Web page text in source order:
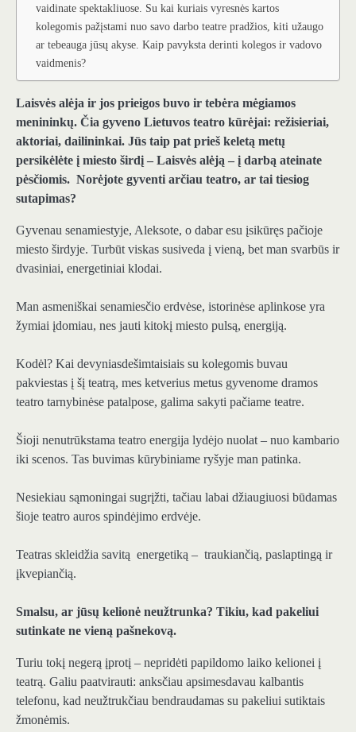
vaidinate spektakliuose. Su kai kuriais vyresnės kartos
kolegomis pažįstami nuo savo darbo teatre pradžios, kiti užaugo
ar tebeauga jūsų akyse. Kaip pavyksta derinti kolegos ir vadovo
vaidmenis?
Laisvės alėja ir jos prieigos buvo ir tebėra mėgiamos
menininkų. Čia gyveno Lietuvos teatro kūrėjai: režisieriai,
aktoriai, dailininkai. Jūs taip pat prieš keletą metų
persikėlėte į miesto širdį – Laisvės alėją – į darbą ateinate
pėsčiomis. Norėjote gyventi arčiau teatro, ar tai tiesiog
sutapimas?
Gyvenau senamiestyje, Aleksote, o dabar esu įsikūręs pačioje
miesto širdyje. Turbūt viskas susiveda į vieną, bet man svarbūs ir
dvasiniai, energetiniai klodai.
Man asmeniškai senamiesčio erdvėse, istorinėse aplinkose yra
žymiai įdomiau, nes jauti kitokį miesto pulsą, energiją.
Kodėl? Kai devyniasdešimtaisiais su kolegomis buvau
pakviestas į šį teatrą, mes ketverius metus gyvenome dramos
teatro tarnybinėse patalpose, galima sakyti pačiame teatre.
Šioji nenutrūkstama teatro energija lydėjo nuolat – nuo kambario
iki scenos. Tas buvimas kūrybiniame ryšyje man patinka.
Nesiekiau sąmoningai sugrįžti, tačiau labai džiaugiuosi būdamas
šioje teatro auros spindėjimo erdvėje.
Teatras skleidžia savitą energetiką – traukiančią, paslaptingą ir
įkvepiančią.
Smalsu, ar jūsų kelionė neužtrunka? Tikiu, kad pakeliui
sutinkate ne vieną pašnekovą.
Turiu tokį negerą įprotį – nepridėti papildomo laiko kelionei į
teatrą. Galiu paatvirauti: anksčiau apsimesdavau kalbantis
telefonu, kad neužtrukčiau bendraudamas su pakeliui sutiktais
žmonėmis.